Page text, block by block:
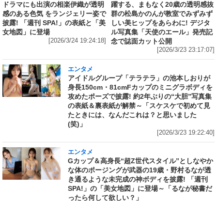
ドラマにも出演の相楽伊織が透明
感のある色気 をランジェリー姿で
披露! 「週刊 SPA!」の表紙と「美
女地図」に登場
[2026/3/24 19:24:18]
躍する、まもなく20歳の透明感抜
群の松島かのんが教室でみずみず
しい美ヒップをあらわに! デジタ
ル写真集「天使のエール」発売記
念で誌面カット公開
[2026/3/23 23:17:07]
エンタメ
アイドルグループ「テラテラ」の池本しおりが
身長150cm・81cmFカップのミニグラボディを
攻めたポーズで披露! 約2年ぶりの“大胆”写真集
の表紙＆裏表紙が解禁～「スケスケで初めて見
たときには、なんだこれは？と思いました
(笑)」
[2026/3/23 19:22:40]
エンタメ
Gカップ＆高身長“超Z世代スタイル”としなやか
な体のポージングが武器の19歳・野村るなが透
き通るような未完成の神ボディを披露! 「週刊
SPA!」の「美女地図」に登場～「るなが秘書だ
ったら何して欲しい？」